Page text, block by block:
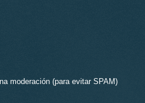
moderación (para evitar SPAM)